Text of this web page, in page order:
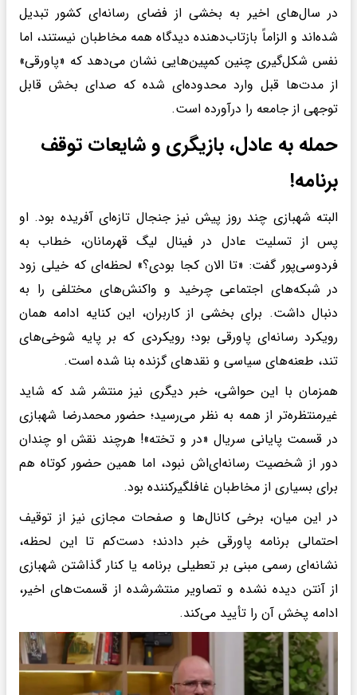
در سال‌های اخیر به بخشی از فضای رسانه‌ای کشور تبدیل
شده‌اند و الزاماً بازتاب‌دهنده دیدگاه همه مخاطبان نیستند، اما
نفس شکل‌گیری چنین کمپین‌هایی نشان می‌دهد که «پاورقی»
از مدت‌ها قبل وارد محدوده‌ای شده که صدای بخش قابل
توجهی از جامعه را درآورده است.
حمله به عادل، بازیگری و شایعات توقف
برنامه!
البته شهبازی چند روز پیش نیز جنجال تازه‌ای آفریده بود. او
پس از تسلیت عادل در فینال لیگ قهرمانان، خطاب به
فردوسی‌پور گفت: «تا الان کجا بودی؟» لحظه‌ای که خیلی زود
در شبکه‌های اجتماعی چرخید و واکنش‌های مختلفی را به
دنبال داشت. برای بخشی از کاربران، این کنایه ادامه همان
رویکرد رسانه‌ای پاورقی بود؛ رویکردی که بر پایه شوخی‌های
تند، طعنه‌های سیاسی و نقدهای گزنده بنا شده است.
همزمان با این حواشی، خبر دیگری نیز منتشر شد که شاید
غیرمنتظره‌تر از همه به نظر می‌رسید؛ حضور محمدرضا شهبازی
در قسمت پایانی سریال «در و تخته»! هرچند نقش او چندان
دور از شخصیت رسانه‌ای‌اش نبود، اما همین حضور کوتاه هم
برای بسیاری از مخاطبان غافلگیرکننده بود.
در این میان، برخی کانال‌ها و صفحات مجازی نیز از توقیف
احتمالی برنامه پاورقی خبر دادند؛ دست‌کم تا این لحظه،
نشانه‌ای رسمی مبنی بر تعطیلی برنامه یا کنار گذاشتن شهبازی
از آنتن دیده نشده و تصاویر منتشرشده از قسمت‌های اخیر،
ادامه پخش آن را تأیید می‌کند.